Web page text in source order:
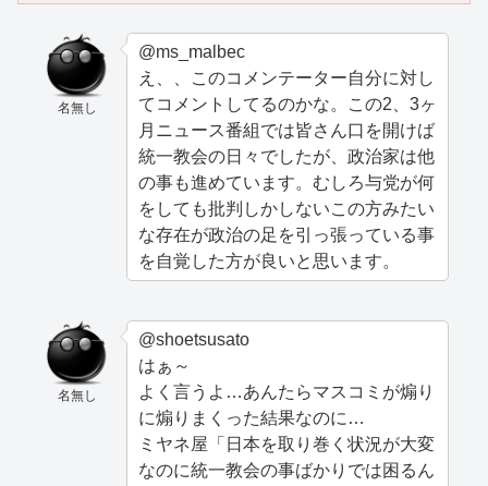
名無し
@ms_malbec
え、、このコメンテーター自分に対し
てコメントしてるのかな。この2、3ヶ
月ニュース番組では皆さん口を開けば
統一教会の日々でしたが、政治家は他
の事も進めています。むしろ与党が何
をしても批判しかしないこの方みたい
な存在が政治の足を引っ張っている事
を自覚した方が良いと思います。
名無し
@shoetsusato
はぁ～
よく言うよ…あんたらマスコミが煽り
に煽りまくった結果なのに…
ミヤネ屋「日本を取り巻く状況が大変
なのに統一教会の事ばかりでは困るん